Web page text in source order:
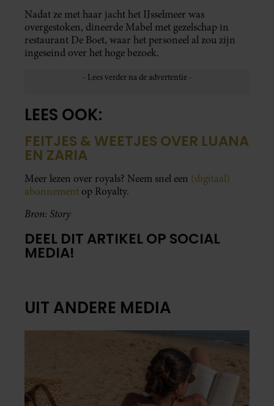
Nadat ze met haar jacht het IJsselmeer was
overgestoken, dineerde Mabel met gezelschap in
restaurant De Boet, waar het personeel al zou zijn
ingeseind over het hoge bezoek.
LEES OOK:
FEITJES & WEETJES OVER LUANA
EN ZARIA
Meer lezen over royals? Neem snel een (digitaal)
abonnement op Royalty.
Bron: Story
DEEL DIT ARTIKEL OP SOCIAL
MEDIA!
UIT ANDERE MEDIA